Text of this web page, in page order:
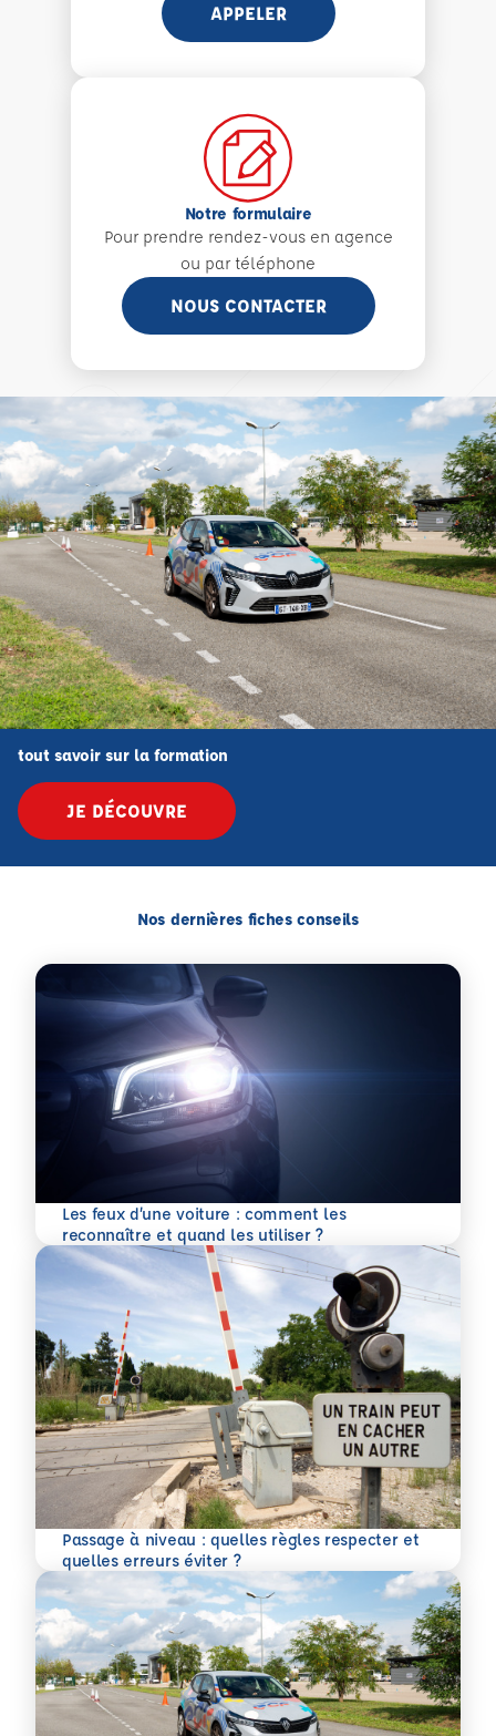
APPELER
Notre formulaire
Pour prendre rendez-vous en agence
ou par téléphone
NOUS CONTACTER
tout savoir sur la formation
JE DÉCOUVRE
Nos dernières fiches conseils
Les feux d’une voiture : comment les
reconnaître et quand les utiliser ?
En savoir plus
Passage à niveau : quelles règles respecter et
quelles erreurs éviter ?
En savoir plus